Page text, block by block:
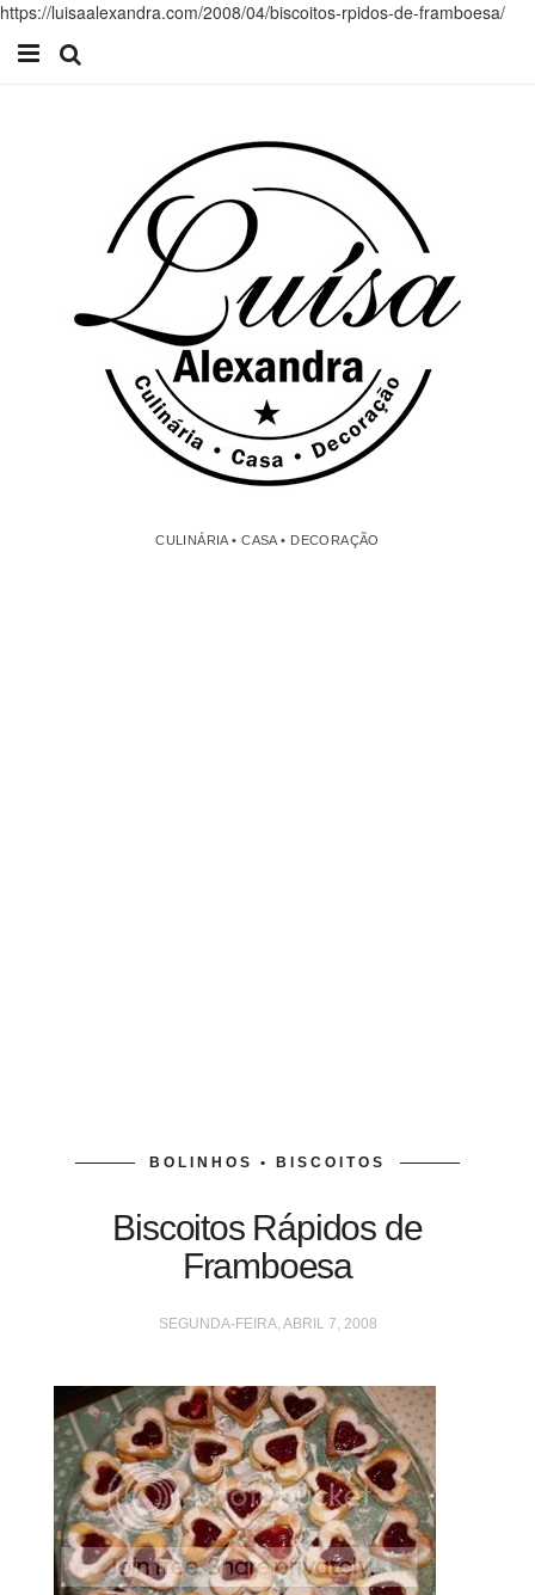
https://luisaalexandra.com/2008/04/biscoitos-rpidos-de-framboesa/
CULINÁRIA • CASA • DECORAÇÃO
BOLINHOS • BISCOITOS
Biscoitos Rápidos de
Framboesa
SEGUNDA-FEIRA, ABRIL 7, 2008